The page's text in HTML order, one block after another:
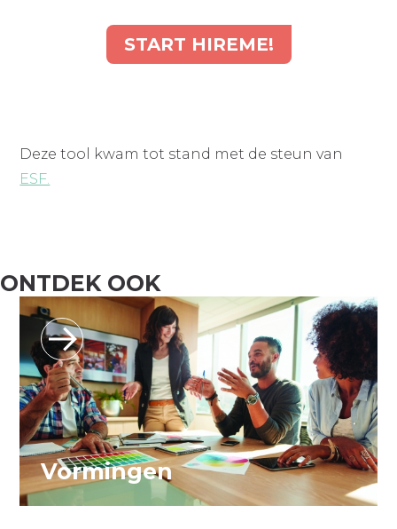
START HIREME!
Deze tool kwam tot stand met de steun van
ESF.
ONTDEK OOK
Vormingen